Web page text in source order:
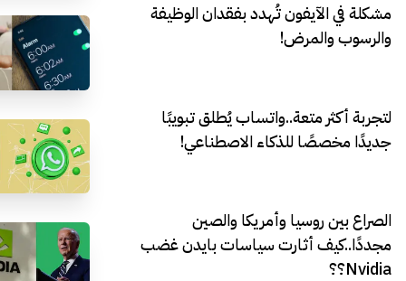
مشكلة في الآيفون تُهدد بفقدان الوظيفة
والرسوب والمرض!
لتجربة أكثر متعة..واتساب يُطلق تبويبًا
جديدًا مخصصًا للذكاء الاصطناعي!
الصراع بين روسيا وأمريكا والصين
مجددًا..كيف أثارت سياسات بايدن غضب
Nvidia؟؟